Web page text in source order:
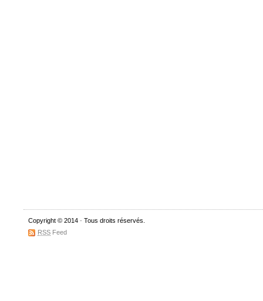
Copyright © 2014 - Tous droits réservés.
RSS Feed